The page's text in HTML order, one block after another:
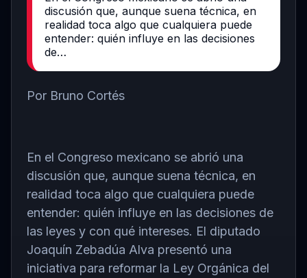
discusión que, aunque suena técnica, en
realidad toca algo que cualquiera puede
entender: quién influye en las decisiones
de…
Por Bruno Cortés
En el Congreso mexicano se abrió una
discusión que, aunque suena técnica, en
realidad toca algo que cualquiera puede
entender: quién influye en las decisiones de
las leyes y con qué intereses. El diputado
Joaquín Zebadúa Alva presentó una
iniciativa para reformar la Ley Orgánica del